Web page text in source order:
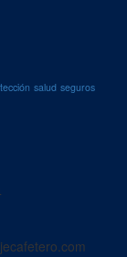
salud seguros